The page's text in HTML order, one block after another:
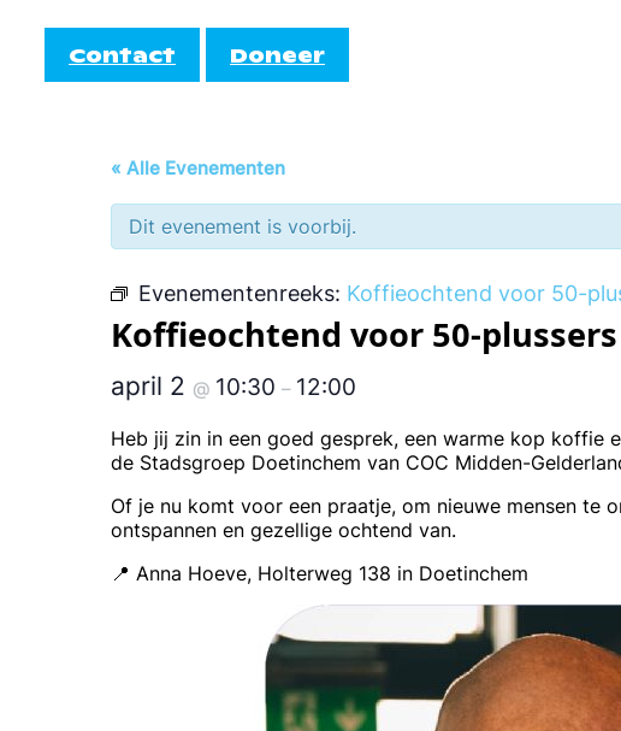
Contact Doneer
Informatie
AutiRoze
EmbrAce
Doe mee!
Activiteiten
Agenda
« Alle Evenementen
Dit evenement is voorbij.
Evenementenreeks: Koffieochtend voor 50-
Koffieochtend voor 50-plussers
april 2 @ 10:30 – 12:00
Heb jij zin in een goed gesprek, een warme kop koffie
de Stadsgroep Doetinchem van COC Midden-
Of je nu komt voor een praatje, om nieuwe mensen te
ontspannen en gezellige ochtend van.
📍 Anna Hoeve, Holterweg 138 in Doetinchem